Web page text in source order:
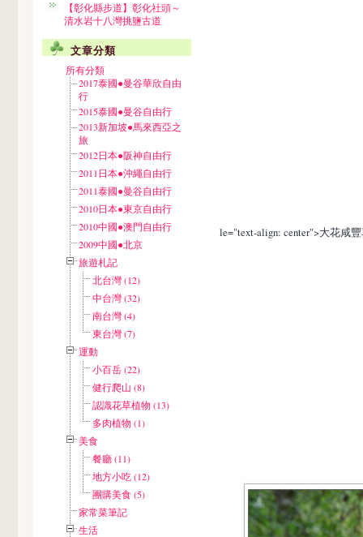
【彰化縣步道】彰化社頭～
清水岩十八灣挑鹽古道
文章分類
所有分類
2017泰國●曼谷華欣自由
行
2015泰國●曼谷自由行
2013新加坡●馬來西亞之
旅
2012日本●阪神自由行
2011日本●沖繩自由行
2011泰國●曼谷自由行
2010日本●東京自由行
2010中國●澳門自由行
2009中國●北京
旅遊札記
北台灣 (12)
中台灣 (32)
南台灣 (4)
東台灣 (7)
運動
小百岳 (22)
健行爬山 (8)
認識花草植物 (13)
多肉植物 (1)
美食
餐廳 (11)
地方小吃 (12)
團購美食 (5)
家常菜筆記
生活
le="text-align: center">大花咸